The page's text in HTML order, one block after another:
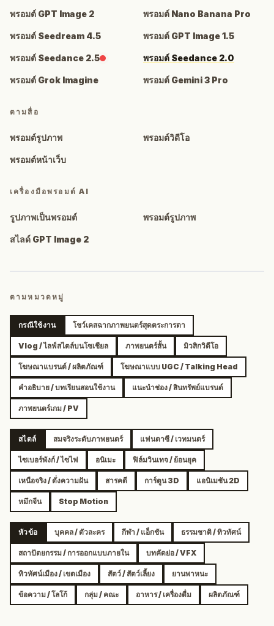
พรอมต์ GPT Image 2 พรอมต์ Nano Banana Pro
พรอมต์ Seedream 4.5 พรอมต์ GPT Image 1.5
พรอมต์ Seedance 2.5 พรอมต์ Seedance 2.0
พรอมต์ Grok Imagine พรอมต์ Gemini 3 Pro
ตามสื่อ
พรอมต์รูปภาพ พรอมต์วิดีโอ
พรอมต์หน้าเว็บ
เครื่องมือพรอมต์ AI
รูปภาพเป็นพรอมต์ พรอมต์รูปภาพ
สไลด์ GPT Image 2
ตามหมวดหมู่
กรณีใช้งาน โชว์เคสฉากภาพยนตร์สุดตระการตา
Vlog / ไลฟ์สไตล์บนโซเชียล ภาพยนตร์สั้น มิวสิกวิดีโอ
โฆษณาแบรนด์ / ผลิตภัณฑ์ โฆษณาแบบ UGC / Talking Head
คำอธิบาย / บทเรียนสอนใช้งาน แนะนำช่อง / สินทรัพย์แบรนด์
ภาพยนตร์เกม / PV
สไตล์ สมจริงระดับภาพยนตร์ แฟนตาซี / เวทมนตร์
ไซเบอร์พังก์ / ไซไฟ อนิเมะ ฟิล์มวินเทจ / ย้อนยุค
เหนือจริง / ดั่งความฝัน สารคดี การ์ตูน 3D แอนิเมชัน 2D
หมึกจีน Stop Motion
หัวข้อ บุคคล / ตัวละคร กีฬา / แอ็กชัน ธรรมชาติ / ทิวทัศน์
สถาปัตยกรรม / การออกแบบภายใน บทคัดย่อ / VFX
ทิวทัศน์เมือง / เขตเมือง สัตว์ / สัตว์เลี้ยง ยานพาหนะ
ข้อความ / โลโก้ กลุ่ม / คณะ อาหาร / เครื่องดื่ม ผลิตภัณฑ์